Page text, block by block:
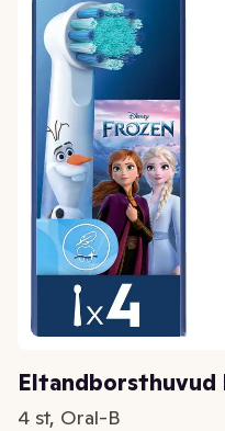
Eltandborsthuvud
4 st, Oral-B